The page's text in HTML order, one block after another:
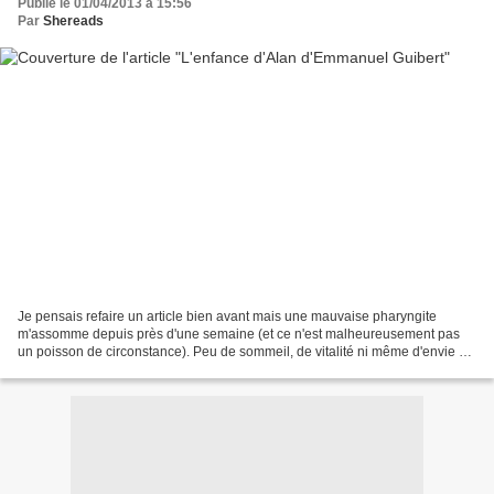
Publié le 01/04/2013 à 15:56
Par Shereads
Je pensais refaire un article bien avant mais une mauvaise pharyngite
m'assomme depuis près d'une semaine (et ce n'est malheureusement pas
un poisson de circonstance). Peu de sommeil, de vitalité ni même d'envie de